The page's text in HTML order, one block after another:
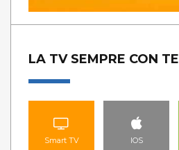
LA TV SEMPRE CON TE
Smart TV IOS